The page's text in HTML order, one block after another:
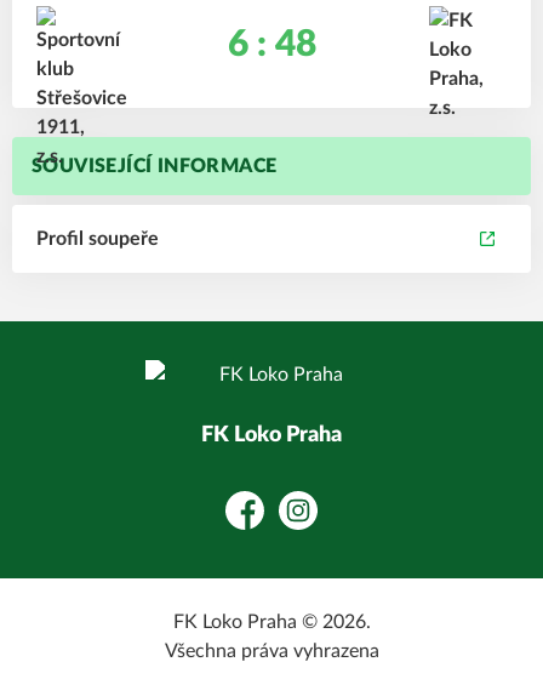
6 : 48
SOUVISEJÍCÍ INFORMACE
Profil soupeře
FK Loko Praha
FacebookInstagram
FK Loko Praha © 2026.
Všechna práva vyhrazena